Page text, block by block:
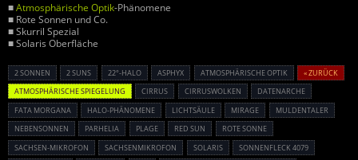
■Atmosphärische Optik-Phänomene
■ Rote Sonnen und Co.
■ Skurril Spezial
■ Solaris Oberfläche
2 SONNEN 2 SUNS 22°-HALO ASPHYX ATMOSPHÄRISCHE OPTIK
« ZURÜCK
ATMOSPHÄRISCHE SPIEGELUNG
CIRRUS CIRRUSWOLKEN
DATENARCHE
FATA MORGANA
HALO-PHÄNOMENE LICHTSÄULE MIRAGE
MULDENTALER
NEBENSONNEN
PARHELIA PLAGE RED SUN
ROTE SONNE
SACHSEN-MIKROFON
SACHSENMIKROFON SOLARIS
SONNENFLECK 4079